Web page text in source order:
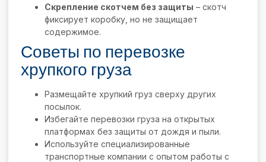
Скрепление скотчем без защиты – скотч
фиксирует коробку, но не защищает
содержимое.
Советы по перевозке
хрупкого груза
Размещайте хрупкий груз сверху других
посылок.
Избегайте перевозки груза на открытых
платформах без защиты от дождя и пыли.
Используйте специализированные
транспортные компании с опытом работы с